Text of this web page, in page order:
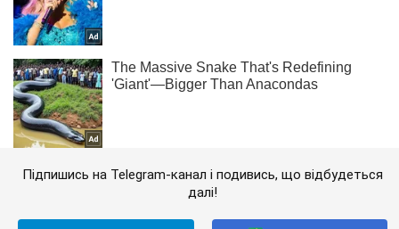
Підпишись на Telegram-канал і подивись, що відбудеться
далі!